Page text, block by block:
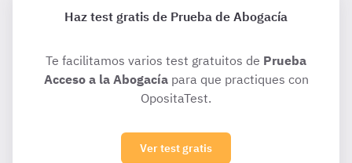
Haz test gratis de Prueba de Abogacía
Te facilitamos varios test gratuitos de Prueba
Acceso a la Abogacíapara que practiques con
OpositaTest.
Ver test gratis